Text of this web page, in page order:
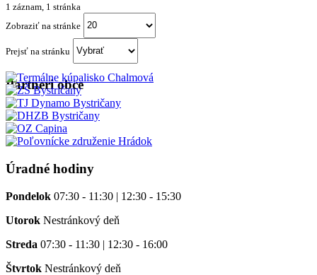
1 záznam, 1 stránka
Zobraziť na stránke
Prejsť na stránku
Partneri obce
Úradné hodiny
Pondelok 07:30 - 11:30 | 12:30 - 15:30
Utorok Nestránkový deň
Streda 07:30 - 11:30 | 12:30 - 16:00
Štvrtok Nestránkový deň